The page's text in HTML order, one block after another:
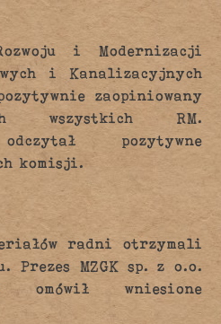
i Modernizacji
i Kanalizacyjnych
zaopiniowany
wszystkich RM.
pozytywne
komisji.
radni otrzymali
Prezes MZGK sp. z o.o.
omówił wniesione